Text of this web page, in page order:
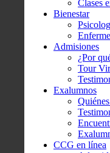
Clases
Bienestar
Admisiones
¿Por
Tour
Exalumnos
CCG en línea